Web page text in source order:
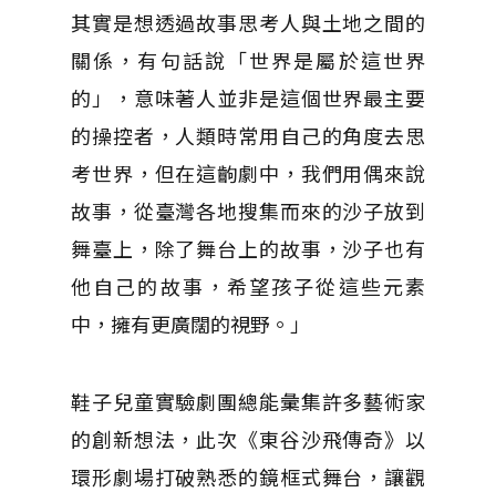
其實是想透過故事思考人與土地之間的
關係，有句話說「世界是屬於這世界
的」，意味著人並非是這個世界最主要
的操控者，人類時常用自己的角度去思
考世界，但在這齣劇中，我們用偶來說
故事，從臺灣各地搜集而來的沙子放到
舞臺上，除了舞台上的故事，沙子也有
他自己的故事，希望孩子從這些元素
中，擁有更廣闊的視野。」
鞋子兒童實驗劇團總能彙集許多藝術家
的創新想法，此次《東谷沙飛傳奇》以
環形劇場打破熟悉的鏡框式舞台，讓觀